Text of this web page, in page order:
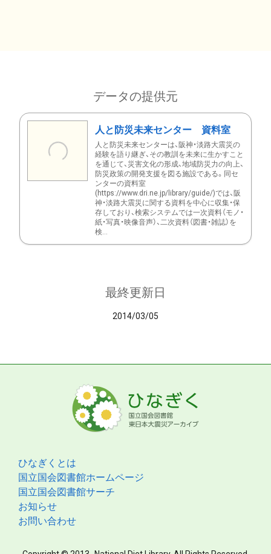
データの提供元
人と防災未来センター 資料室
人と防災未来センターは、阪神・淡路大震災の
経験を語り継ぎ、その教訓を未来に生かすこと
を通じて、災害文化の形成、地域防災力の向上、
防災政策の開発支援を図る施設である。同セ
ンターの資料室
(https://www.dri.ne.jp/library/guide/)では、阪
神・淡路大震災に関する資料を中心に収集・保
存しており、検索システムでは一次資料（モノ・
紙・写真・映像音声）、二次資料（図書・雑誌）を
検...
最終更新日
2014/03/05
ひなぎくとは
国立国会図書館ホームページ
国立国会図書館サーチ
お知らせ
お問い合わせ